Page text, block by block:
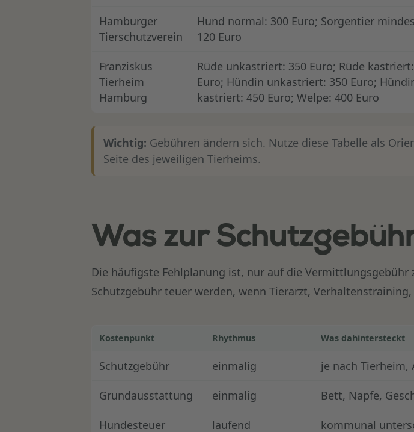
Hamburger
Tierschutzverein
Hund normal: 300 Euro; Sorgentier
120 Euro
Franziskus
Tierheim
Hamburg
Rüde unkastriert: 350 Euro; Rüde
Euro; Hündin unkastriert: 350 Euro;
kastriert: 450 Euro; Welpe: 400 Euro
Wichtig: Gebühren ändern sich. Nutze diese Tabelle als
Seite des jeweiligen Tierheims.
Was zur
Die häufigste Fehlplanung ist, nur auf die
Schutzgebühr teuer werden, wenn Tierarzt,
Kostenpunkt Rhythmus Was dahintersteckt
Schutzgebühr einmalig je nach
Grundausstattung einmalig Bett, Näpfe,
Hundesteuer laufend kommunal